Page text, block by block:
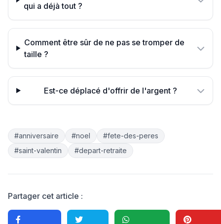
qui a déjà tout ?
Comment être sûr de ne pas se tromper de
taille ?
Est-ce déplacé d'offrir de l'argent ?
#anniversaire #noel
#fete-des-peres
#saint-valentin
#depart-retraite
Partager cet article :